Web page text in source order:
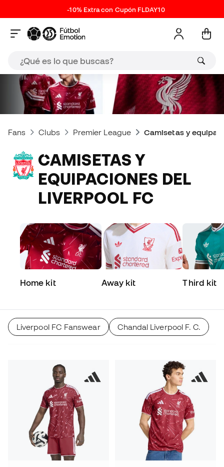
-10% Extra con Cupón FLDAY10
Fans Clubs Premier League Camisetas y
CAMISETAS Y
EQUIPACIONES DEL
LIVERPOOL FC
Home kit Away kit Third kit
Liverpool FC Fanswear Chandal Liverpool F. C.